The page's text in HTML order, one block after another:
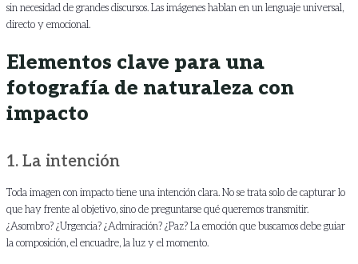
sin necesidad de grandes discursos. Las imágenes hablan en un lenguaje universal,
directo y emocional.
Elementos clave para una
fotografía de naturaleza con
impacto
1. La intención
Toda imagen con impacto tiene una intención clara. No se trata solo de capturar lo
que hay frente al objetivo, sino de preguntarse qué queremos transmitir.
¿Asombro? ¿Urgencia? ¿Admiración? ¿Paz? La emoción que buscamos debe guiar
la composición, el encuadre, la luz y el momento.